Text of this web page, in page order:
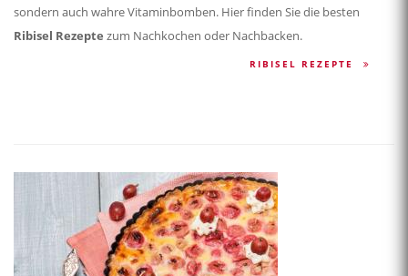
sondern auch wahre Vitaminbomben. Hier finden Sie die besten
Ribisel Rezepte zum Nachkochen oder Nachbacken.
RIBISEL REZEPTE